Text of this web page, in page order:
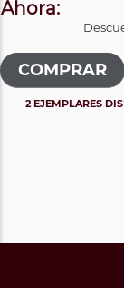
Ahora:
2 EJEMPLARES